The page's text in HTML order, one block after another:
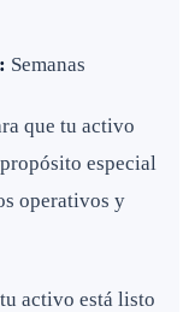
Semanas
que tu activo
especial
operativos y
activo está listo